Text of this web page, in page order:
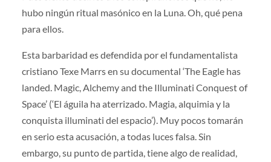
hubo ningún ritual masónico en la Luna. Oh, qué pena
para ellos.
Esta barbaridad es defendida por el fundamentalista
cristiano Texe Marrs en su documental ‘The Eagle has
landed. Magic, Alchemy and the Illuminati Conquest of
Space’ (‘El águila ha aterrizado. Magia, alquimia y la
conquista illuminati del espacio’). Muy pocos tomarán
en serio esta acusación, a todas luces falsa. Sin
embargo, su punto de partida, tiene algo de realidad,